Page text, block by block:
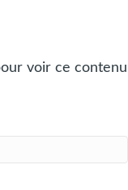
voir ce contenu